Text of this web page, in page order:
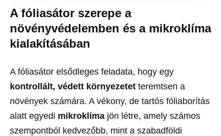
A fóliasátor szerepe a
növényvédelemben és a mikroklíma
kialakításában
A fóliasátor elsődleges feladata, hogy egy
kontrollált, védett környezetet teremtsen a
növények számára. A vékony, de tartós fóliaborítás
alatt egyedi mikroklíma jön létre, amely számos
szempontból kedvezőbb, mint a szabadföldi